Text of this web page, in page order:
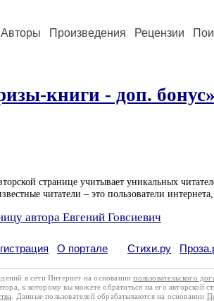
Авторы Произведения Рецензии
книги - доп. бонус»
странице учитывает уникальных
читатели – это пользователи
автора Евгений Говсиевич
О портале Стихи.ру
в сети Интернет на основаниипользовательского
к которому вы можете обратиться на его авторской
. Данные пользователей обрабатываются на основании